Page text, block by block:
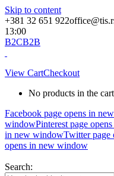
Skip to content
+381 32 651 922
13:00
B2CB2B
View CartCheckout
No products in the
Facebook page opens in
windowPinterest page
in new windowTwitter page
opens in new window
Search: